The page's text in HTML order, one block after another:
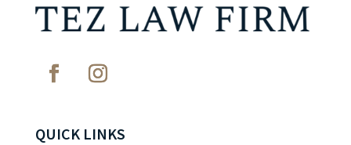
QUICK LINKS